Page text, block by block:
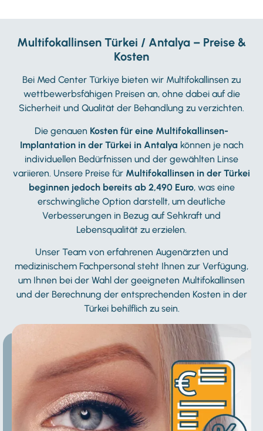
Multifokallinsen Türkei / Antalya – Preise &
Kosten
Bei Med Center Türkiye bieten wir Multifokallinsen zu
wettbewerbsfähigen Preisen an, ohne dabei auf die
Sicherheit und Qualität der Behandlung zu verzichten.
Die genauen Kosten für eine Multifokallinsen-
Implantation in der Türkei in Antalya können je nach
individuellen Bedürfnissen und der gewählten Linse
variieren. Unsere Preise für Multifokallinsen in der Türkei
beginnen jedoch bereits ab 2,490 Euro, was eine
erschwingliche Option darstellt, um deutliche
Verbesserungen in Bezug auf Sehkraft und
Lebensqualität zu erzielen.
Unser Team von erfahrenen Augenärzten und
medizinischem Fachpersonal steht Ihnen zur Verfügung,
um Ihnen bei der Wahl der geeigneten Multifokallinsen
und der Berechnung der entsprechenden Kosten in der
Türkei behilflich zu sein.